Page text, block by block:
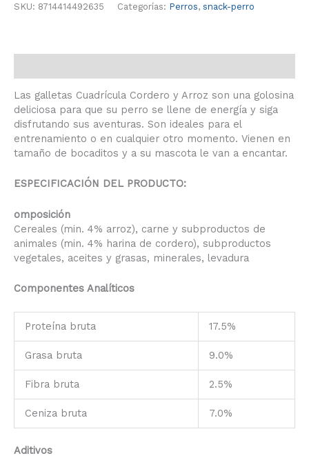
SKU: 8714414492635 Categorías: Perros, snack-perro
Las galletas Cuadrícula Cordero y Arroz son una golosina
deliciosa para que su perro se llene de energía y siga
disfrutando sus aventuras. Son ideales para el
entrenamiento o en cualquier otro momento. Vienen en
tamaño de bocaditos y a su mascota le van a encantar.
ESPECIFICACIÓN DEL PRODUCTO:
omposición
Cereales (min. 4% arroz), carne y subproductos de
animales (min. 4% harina de cordero), subproductos
vegetales, aceites y grasas, minerales, levadura
Componentes Analíticos
Proteína bruta 17.5%
Grasa bruta 9.0%
Fibra bruta 2.5%
Ceniza bruta 7.0%
Aditivos